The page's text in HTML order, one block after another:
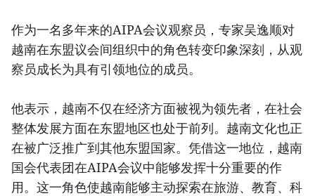
作为一名多年来的AIPA会议观察员，专家吴逸顺对
越南在东盟议会间组织中的角色转变印象深刻，从观
察员成长为具有引领地位的成员。
他表示，越南不仅在经济方面被视为领先者，在社会
整体发展方面在东盟地区也处于前列。越南文化也正
在被广泛推广到其他东盟国家。凭借这一地位，越南
国会代表团在AIPA会议中能够发挥十分重要的作
用。这一角色使越南能够主动探索在旅游、教育、科